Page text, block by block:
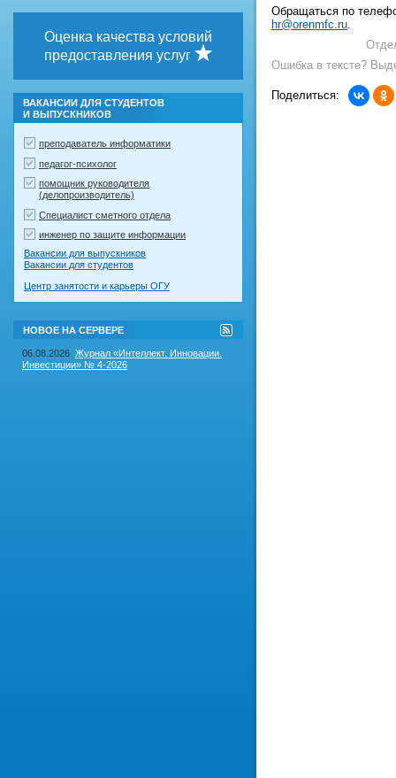
Оценка качества условий
предоставления услуг
ВАКАНСИИ ДЛЯ СТУДЕНТОВ
И ВЫПУСКНИКОВ
преподаватель информатики
педагог-психолог
помощник руководителя
(делопроизводитель)
Специалист сметного отдела
инженер по защите информации
Вакансии для выпускников
Вакансии для студентов
Центр занятости и карьеры ОГУ
НОВОЕ НА СЕРВЕРЕ
RSS-
лента
на
06.08.2026 Журнал «Интеллект. Инновации.
Инвестиции» № 4-2026
Обращаться по
hr@orenmfc.ru
Ошибка в тексте?
Поделиться: